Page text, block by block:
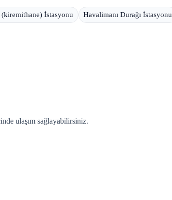
İstasyonu Havalimanı Durağı İstasyonu
ulaşım sağlayabilirsiniz.